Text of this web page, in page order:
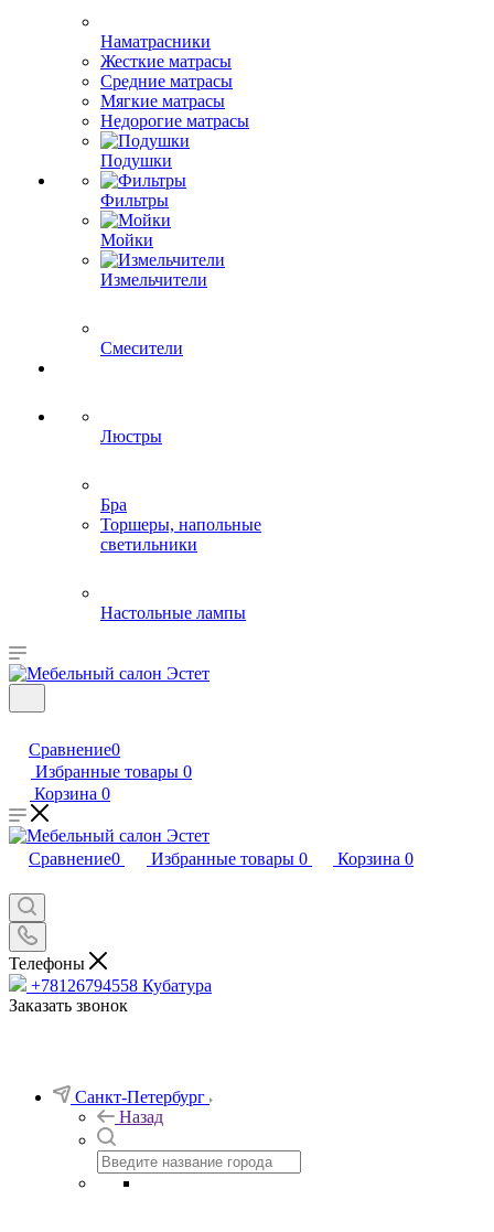
Наматрасники
Жесткие матрасы
Средние матрасы
Мягкие матрасы
Недорогие матрасы
Подушки
Фильтры
Мойки
Измельчители
Смесители
Люстры
Бра
Торшеры, напольные
светильники
Настольные лампы
Сравнение0
Избранные товары 0
Корзина 0
Сравнение0 Избранные товары 0 Корзина 0
Телефоны
+78126794558 Кубатура
Заказать звонок
Санкт-Петербург
Назад